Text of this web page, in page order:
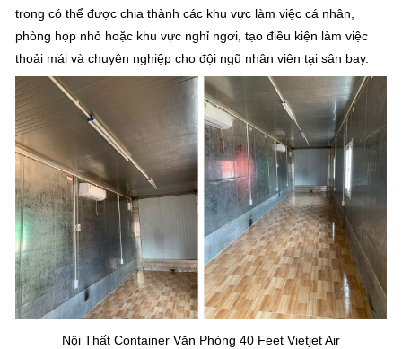
trong có thể được chia thành các khu vực làm việc cá nhân,
phòng họp nhỏ hoặc khu vực nghỉ ngơi, tạo điều kiện làm việc
thoải mái và chuyên nghiệp cho đội ngũ nhân viên tại sân bay.
Nội Thất Container Văn Phòng 40 Feet Vietjet Air